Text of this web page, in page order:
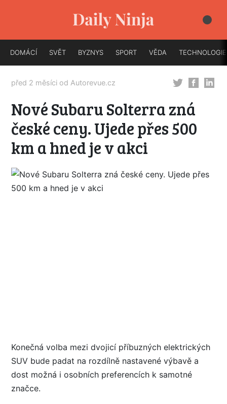
DOMÁCÍ SVĚT BYZNYS SPORT VĚDA TECHNOLOGIE
před 2 měsíci od Autorevue.cz
Nové Subaru Solterra zná
české ceny. Ujede přes 500
km a hned je v akci
Konečná volba mezi dvojicí příbuzných elektrických
SUV bude padat na rozdílně nastavené výbavě a
dost možná i osobních preferencích k samotné
značce.